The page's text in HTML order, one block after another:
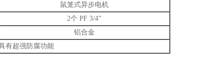
鼠笼式异步电机
2个 PF 3/4”
铝合金
有超强防腐功能